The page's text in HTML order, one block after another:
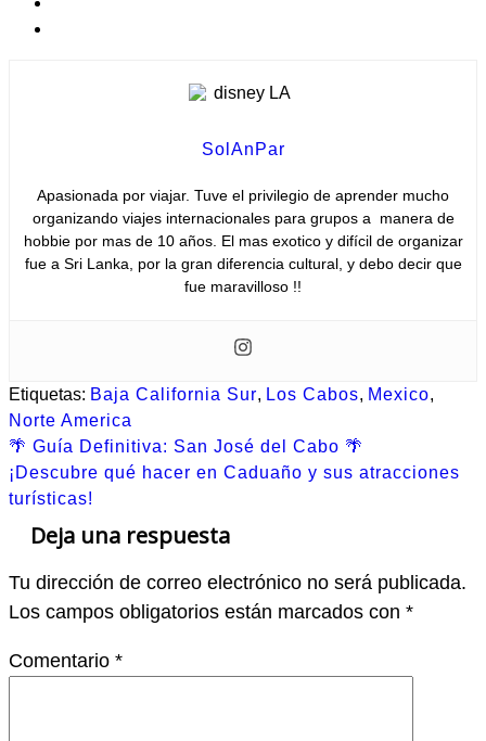
SolAnPar
Apasionada por viajar. Tuve el privilegio de aprender mucho
organizando viajes internacionales para grupos a manera de
hobbie por mas de 10 años. El mas exotico y difícil de organizar
fue a Sri Lanka, por la gran diferencia cultural, y debo decir que
fue maravilloso !!
Etiquetas: Baja California Sur, Los Cabos, Mexico,
Norte America
Navegación
de
entradas
🌴 Guía Definitiva: San José del Cabo 🌴
¡Descubre qué hacer en Caduaño y sus atracciones
turísticas!
Deja una respuesta
Tu dirección de correo electrónico no será publicada.
Los campos obligatorios están marcados con *
Comentario *